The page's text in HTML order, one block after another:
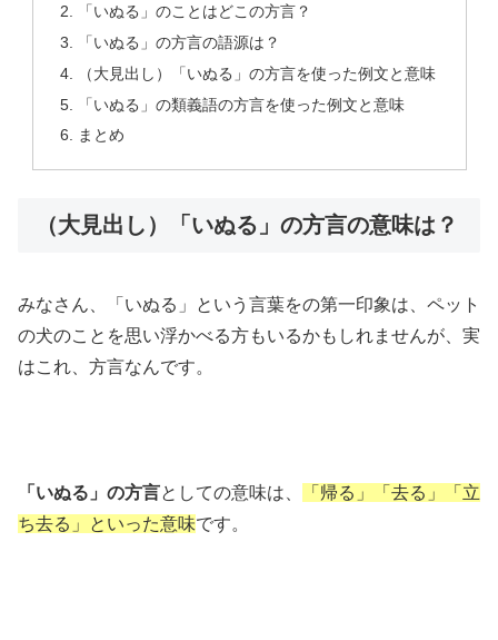
「いぬる」のことはどこの方言？
「いぬる」の方言の語源は？
（大見出し）「いぬる」の方言を使った例文と意味
「いぬる」の類義語の方言を使った例文と意味
まとめ
（大見出し）「いぬる」の方言の意味は？
みなさん、「いぬる」という言葉をの第一印象は、ペット
の犬のことを思い浮かべる方もいるかもしれませんが、実
はこれ、方言なんです。
「いぬる」の方言としての意味は、
「帰る」「去る」「立
ち去る」といった意味です。